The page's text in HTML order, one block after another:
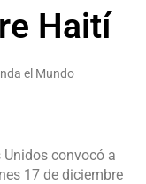
Haití
el Mundo
Unidos convocó a
17 de diciembre